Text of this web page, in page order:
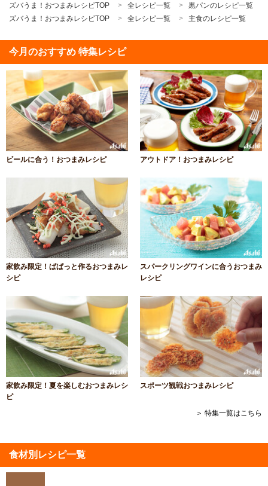
ズバうま！おつまみレシピTOP 全レシピ一覧
黒パンのレシピ一覧
ズバうま！おつまみレシピTOP
全レシピ一覧 主食のレシピ一覧
今月のおすすめ 特集レシピ
ビールに合う！おつまみレシピ アウトドア！おつまみレシピ
家飲み限定！ぱぱっと作るおつまみレ
シピ
スパークリングワインに合うおつまみ
レシピ
家飲み限定！夏を楽しむおつまみレシ
ピ
スポーツ観戦おつまみレシピ
＞ 特集一覧はこちら
食材別レシピ一覧